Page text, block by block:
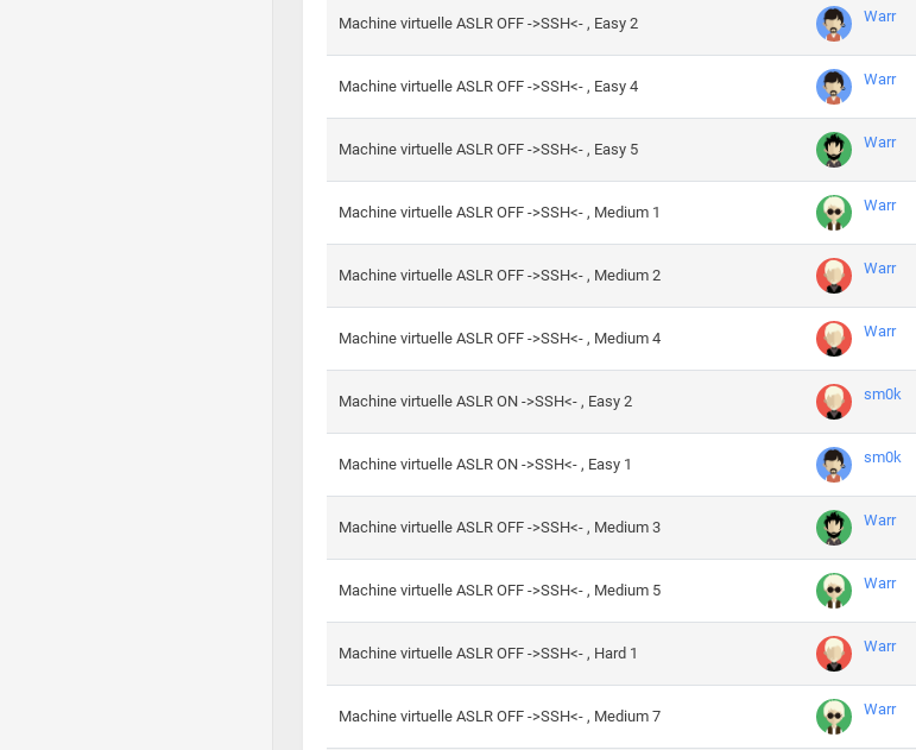
Machine virtuelle ASLR OFF ->SSH<- , Easy 2 Warr
Machine virtuelle ASLR OFF ->SSH<- , Easy 4 Warr
Machine virtuelle ASLR OFF ->SSH<- , Easy 5 Warr
Machine virtuelle ASLR OFF ->SSH<- , Medium 1 Warr
Machine virtuelle ASLR OFF ->SSH<- , Medium 2 Warr
Machine virtuelle ASLR OFF ->SSH<- , Medium 4 Warr
Machine virtuelle ASLR ON ->SSH<- , Easy 2 sm0k
Machine virtuelle ASLR ON ->SSH<- , Easy 1 sm0k
Machine virtuelle ASLR OFF ->SSH<- , Medium 3 Warr
Machine virtuelle ASLR OFF ->SSH<- , Medium 5 Warr
Machine virtuelle ASLR OFF ->SSH<- , Hard 1 Warr
Machine virtuelle ASLR OFF ->SSH<- , Medium 7 Warr